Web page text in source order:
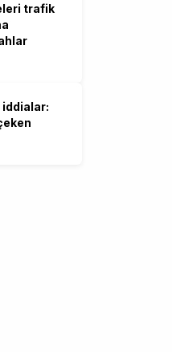
trafik
iddialar: